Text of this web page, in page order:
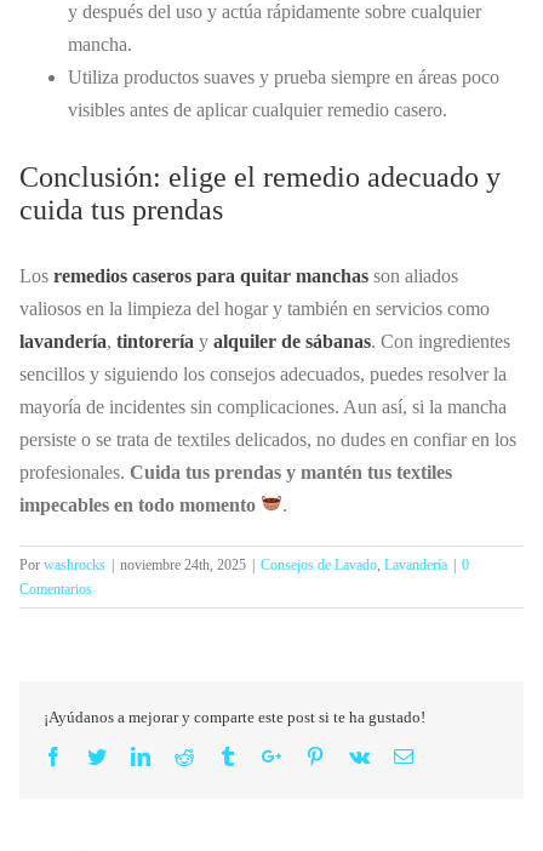
y después del uso y actúa rápidamente sobre cualquier
mancha.
Utiliza productos suaves y prueba siempre en áreas poco
visibles antes de aplicar cualquier remedio casero.
Conclusión: elige el remedio adecuado y
cuida tus prendas
Los remedios caseros para quitar manchas son aliados
valiosos en la limpieza del hogar y también en servicios como
lavandería, tintorería y alquiler de sábanas. Con ingredientes
sencillos y siguiendo los consejos adecuados, puedes resolver la
mayoría de incidentes sin complicaciones. Aun así, si la mancha
persiste o se trata de textiles delicados, no dudes en confiar en los
profesionales. Cuida tus prendas y mantén tus textiles
impecables en todo momento
.
Por washrocks | noviembre 24th, 2025 | Consejos de Lavado Lavandería | 0
Comentarios
¡Ayúdanos a mejorar y comparte este post si te ha gustado!
Facebook
TwitterLinkedinReddit TumblrGoogle+Pinterest
Vk Email